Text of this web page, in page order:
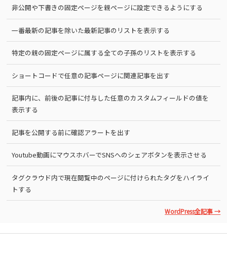
非公開や下書きの固定ページを親ページに設定できるようにする
一番最新の記事を除いた最新記事のリストを表示する
特定の親の固定ページに属する全ての子孫のリストを表示する
ショートコードで任意の記事ページに関連記事を出す
記事内に、前後の記事に付与した任意のカスタムフィールドの値を
表示する
記事を公開する前に確認アラートを出す
Youtube動画にマウスホバーでSNSへのシェアボタンを表示させる
タグクラウド内で現在閲覧中のページに付けられたタグをハイライ
トする
WordPress全記事 →